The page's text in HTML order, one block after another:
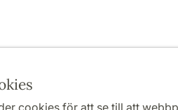
cookies för att se till att